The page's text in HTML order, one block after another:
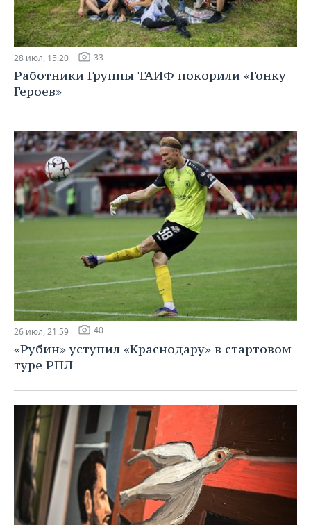
28 июл, 15:20 33
Работники Группы ТАИФ покорили «Гонку
Героев»
26 июл, 21:59 40
«Рубин» уступил «Краснодару» в стартовом
туре РПЛ